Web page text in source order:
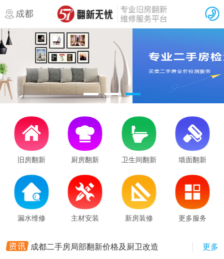
旧房翻新 厨房翻新 卫生间翻新 墙面翻新
漏水维修 主材安装 新房装修 更多服务
翻欣屋优，成都二手房装修新选择—
成都老旧小区二手房装修流程及工期
成都老房翻新需要办理的装修手续
成都老房翻新攻略：墙面翻新步骤及
成都二手房简装攻略：预算有限也能
成都旧房翻新全攻略：水电改造避坑
成都二手房局部翻新价格及厨卫改造 更多